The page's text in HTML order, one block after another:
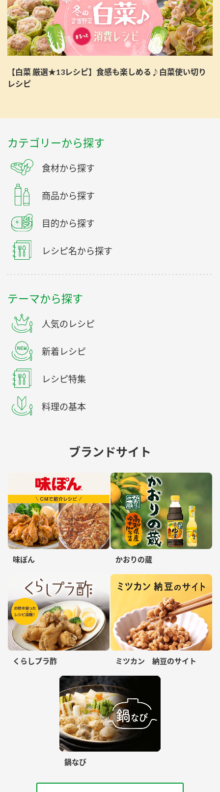
【白菜 厳選★13レシピ】食感も楽しめる♪白菜使い切り
レシピ
カテゴリーから探す
食材から探す
商品から探す
目的から探す
レシピ名から探す
テーマから探す
人気のレシピ
新着レシピ
レシピ特集
料理の基本
ブランドサイト
味ぽん かおりの蔵
くらしプラ酢 ミツカン 納豆のサイト
鍋なび